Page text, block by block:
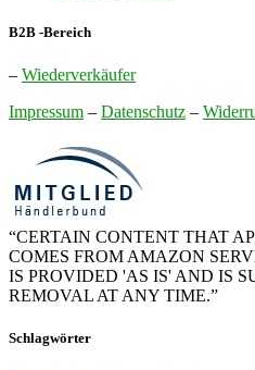
B2B -Bereich
– Wiederverkäufer
Impressum – Datenschutz –
“CERTAIN CONTENT THAT
COMES FROM AMAZON
IS PROVIDED 'AS IS' AND IS
REMOVAL AT ANY TIME.”
Schlagwörter